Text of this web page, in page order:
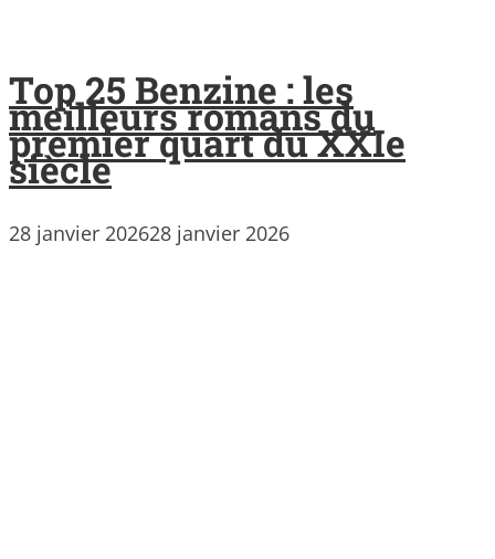
Top 25 Benzine : les
meilleurs romans du
premier quart du XXIe
siècle
28 janvier 202628 janvier 2026